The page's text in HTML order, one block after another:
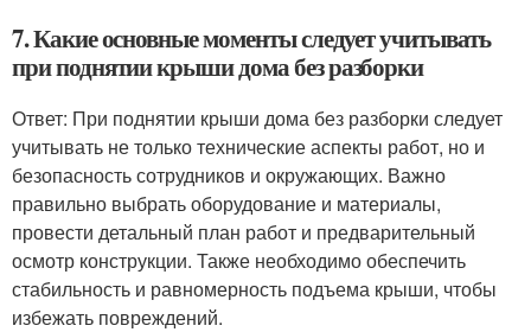
7. Какие основные моменты следует учитывать
при поднятии крыши дома без разборки
Ответ: При поднятии крыши дома без разборки следует
учитывать не только технические аспекты работ, но и
безопасность сотрудников и окружающих. Важно
правильно выбрать оборудование и материалы,
провести детальный план работ и предварительный
осмотр конструкции. Также необходимо обеспечить
стабильность и равномерность подъема крыши, чтобы
избежать повреждений.